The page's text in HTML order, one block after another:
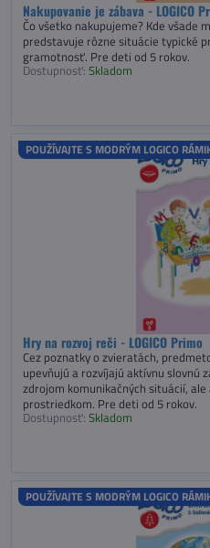
Nakupovanie je zábava - LOGICO
Čo všetko nakupujeme? Kde všade
predstavuje rôzne situácie typické
gramotnosť. Pre deti od 5 rokov.
Dostupnosť: Skladom
Hry na rozvoj reči - LOGICO Primo
POUŽÍVAJTE S MODRÝM LOGICO
Cez poznatky o zvieratách,
upevňujú a rozvíjajú aktívnu slovnú
zdrojom komunikačných situácií,
prostriedkom. Pre deti od 5 rokov.
Dostupnosť: Skladom
POUŽÍVAJTE S MODRÝM LOGICO